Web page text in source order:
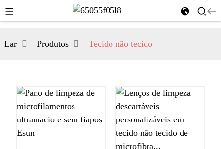
Lar Produtos Tecido não tecido